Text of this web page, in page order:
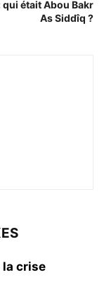
qui était Abou Bakr
As Siddîq ?
crise